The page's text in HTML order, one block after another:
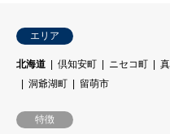
エリア
北海道 倶知安町 ニセコ町
洞爺湖町
留萌市
特徴